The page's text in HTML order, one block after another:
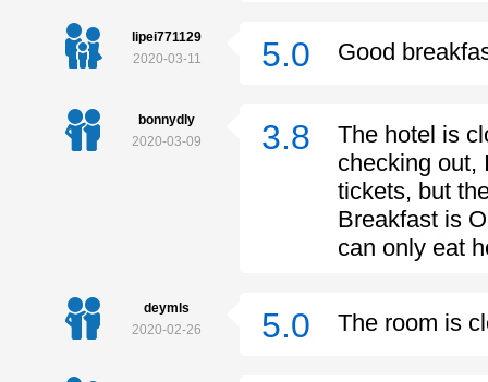
lipei771129
2020-03-11
5.0 Good
bonnydly
2020-03-09
3.8
The hotel is
checking out,
tickets, but
Breakfast is
can only eat
deymls
2020-02-26
5.0 The room is